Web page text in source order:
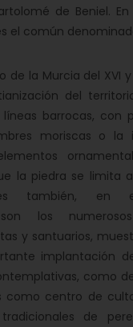
de Beniel.
el común
de la Murcia del XVI
del
barrocas, con
moriscas o la
la piedra se limita
también, en
son los
y santuarios,
implantación
como
como centro de
de